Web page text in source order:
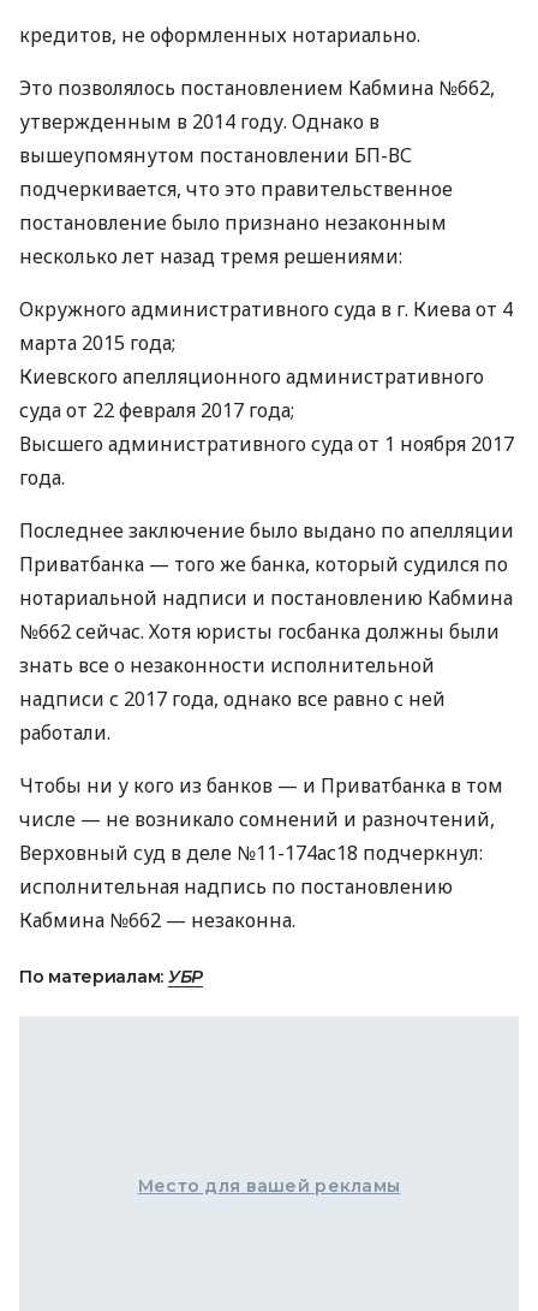
кредитов, не оформленных нотариально.
Это позволялось постановлением Кабмина №662,
утвержденным в 2014 году. Однако в
вышеупомянутом постановлении БП-ВС
подчеркивается, что это правительственное
постановление было признано незаконным
несколько лет назад тремя решениями:
Окружного административного суда в г. Киева от 4
марта 2015 года;
Киевского апелляционного административного
суда от 22 февраля 2017 года;
Высшего административного суда от 1 ноября 2017
года.
Последнее заключение было выдано по апелляции
Приватбанка — того же банка, который судился по
нотариальной надписи и постановлению Кабмина
№662 сейчас. Хотя юристы госбанка должны были
знать все о незаконности исполнительной
надписи с 2017 года, однако все равно с ней
работали.
Чтобы ни у кого из банков — и Приватбанка в том
числе — не возникало сомнений и разночтений,
Верховный суд в деле №11-174ас18 подчеркнул:
исполнительная надпись по постановлению
Кабмина №662 — незаконна.
По материалам: УБР
Место для вашей рекламы